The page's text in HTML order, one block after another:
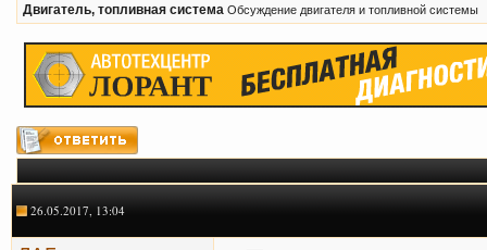
Двигатель, топливная система Обсуждение двигателя и топливной системы
26.05.2017, 13:04